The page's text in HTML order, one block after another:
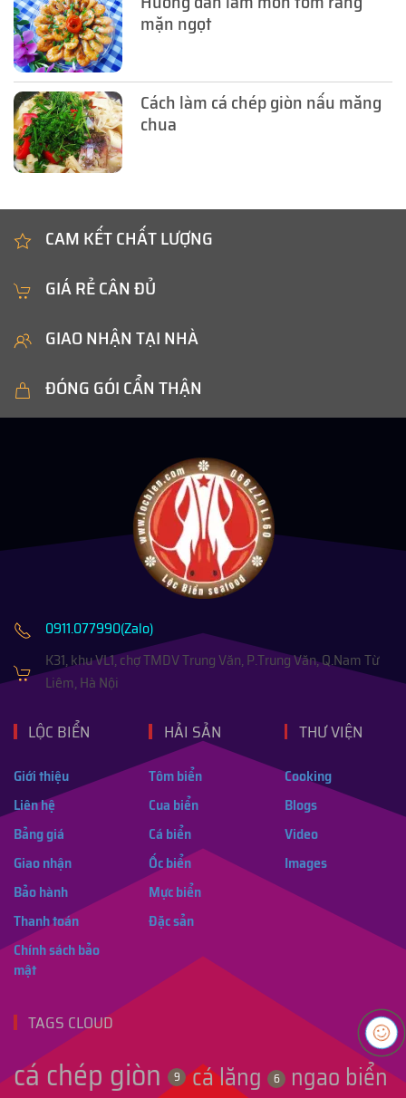
mặn ngọt
Cách làm cá chép giòn nấu măng
chua
CAM KẾT CHẤT LƯỢNG
GIÁ RẺ CÂN ĐỦ
GIAO NHẬN TẠI NHÀ
ĐÓNG GÓI CẨN THẬN
0911.077990(Zalo)
K31, khu VL1, chợ TMDV Trung Văn, P.Trung Văn, Q.Nam Từ
Liêm, Hà Nội
LỘC BIỂN
Giới thiệu
Liên hệ
Bảng giá
Giao nhận
Bảo hành
Thanh toán
Chính sách bảo
mật
HẢI SẢN
Tôm biển
Cua biển
Cá biển
Ốc biển
Mực biển
Đặc sản
THƯ VIỆN
Cooking
Blogs
Video
Images
TAGS CLOUD
cá chép giòn 9 cá lăng 6 ngao biển